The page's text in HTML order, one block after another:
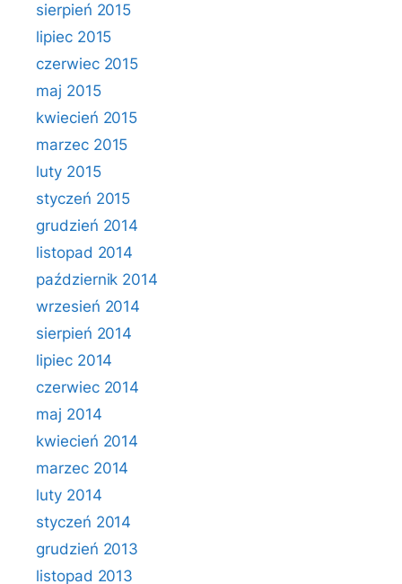
sierpień 2015
lipiec 2015
czerwiec 2015
maj 2015
kwiecień 2015
marzec 2015
luty 2015
styczeń 2015
grudzień 2014
listopad 2014
październik 2014
wrzesień 2014
sierpień 2014
lipiec 2014
czerwiec 2014
maj 2014
kwiecień 2014
marzec 2014
luty 2014
styczeń 2014
grudzień 2013
listopad 2013